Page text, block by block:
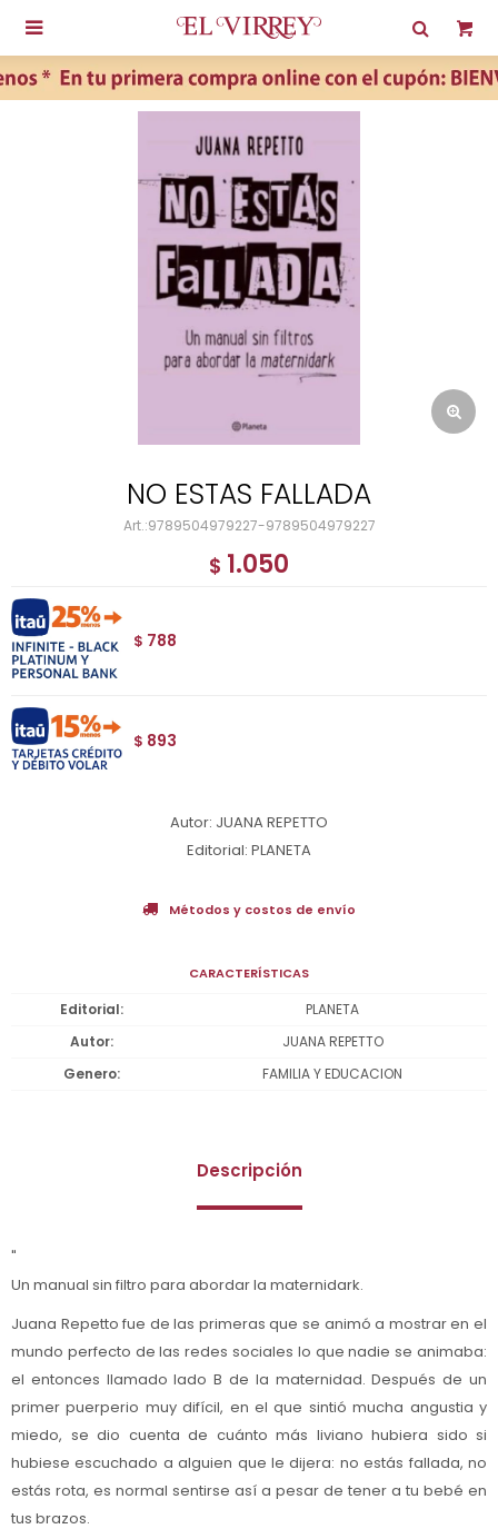

NO ESTAS FALLADA
9789504979227-9789504979227
$ 1.050
$ 788
$ 893
Autor: JUANA REPETTO
Editorial: PLANETA
Métodos y costos de envío
CARACTERÍSTICAS
Editorial
PLANETA
Autor
JUANA REPETTO
Genero
FAMILIA Y EDUCACION
Descripción
"
Un manual sin filtro para abordar la maternidark.
Juana Repetto fue de las primeras que se animó a mostrar en el
mundo perfecto de las redes sociales lo que nadie se animaba:
el entonces llamado lado B de la maternidad. Después de un
primer puerperio muy difícil, en el que sintió mucha angustia y
miedo, se dio cuenta de cuánto más liviano hubiera sido si
hubiese escuchado a alguien que le dijera: no estás fallada, no
estás rota, es normal sentirse así a pesar de tener a tu bebé en
tus brazos.